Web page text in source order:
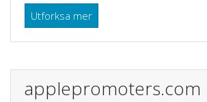
Utforksa mer
applepromoters.com